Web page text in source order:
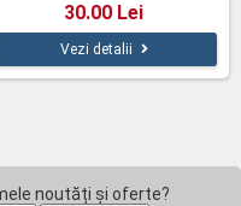
30.00 Lei
Vezi detalii
noutăți și oferte?